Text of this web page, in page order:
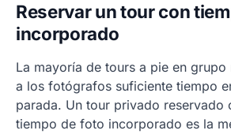
Reservar un tour con
incorporado
La mayoría de tours a pie en
a los fotógrafos suficiente tiempo
parada. Un tour privado reservado
tiempo de foto incorporado es la